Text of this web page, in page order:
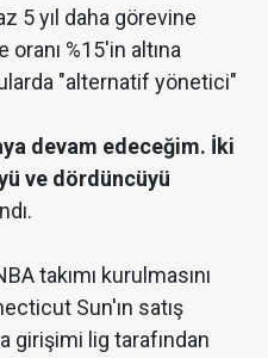
5 yıl daha görevine
%15'in altına
"alternatif yönetici"
devam edeceğim. İki
ve dördüncüyü
takımı kurulmasını
Sun'ın satış
girişimi lig tarafından